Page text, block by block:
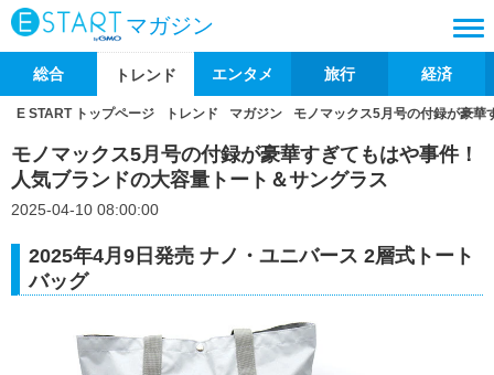
マガジン
総合 トレンド エンタメ 旅行 経済
E START トップページ トレンド マガジン モノマックス5月号の付録が豪華
モノマックス5月号の付録が豪華すぎてもはや事件！
人気ブランドの大容量トート＆サングラス
2025-04-10 08:00:00
2025年4月9日発売 ナノ・ユニバース 2層式トート
バッグ